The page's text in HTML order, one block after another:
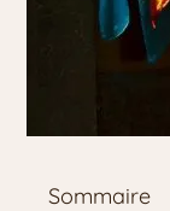
Sommaire